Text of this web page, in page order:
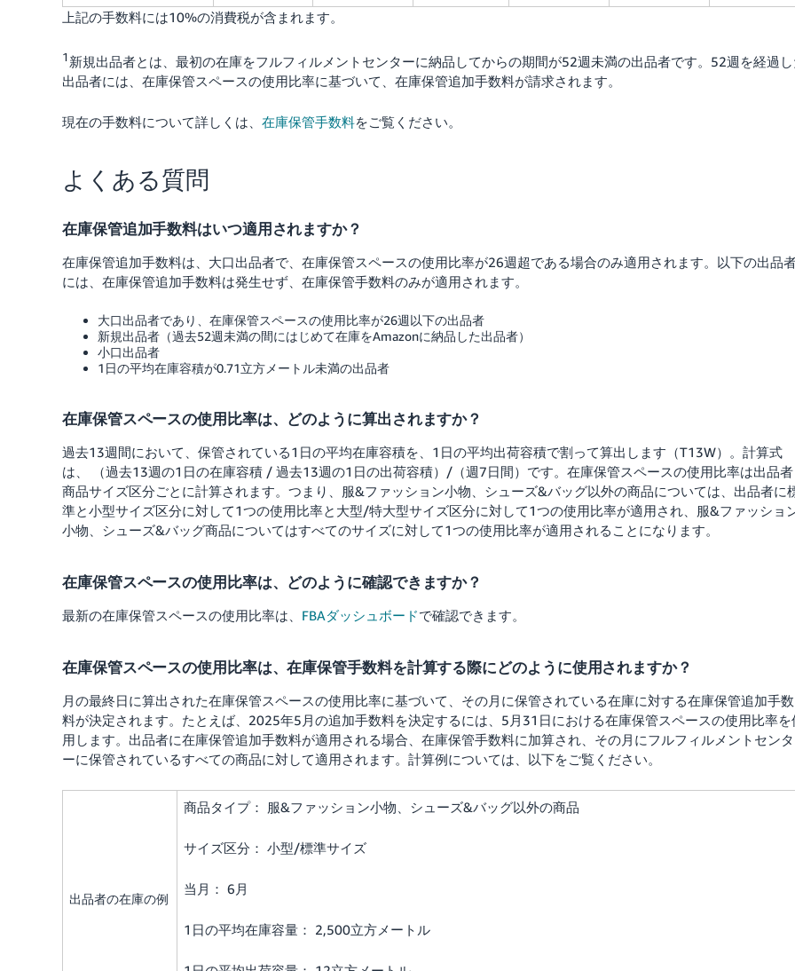
上記の手数料には10%の消費税が含まれます。
1 新規出品者とは、最初の在庫をフルフィルメントセンターに納品してからの期間が52週未満の出品者です。52週を経過
出品者には、在庫保管スペースの使用比率に基づいて、在庫保管追加手数料が請求されます。
現在の手数料について詳しくは、 在庫保管手数料をご覧ください。
よくある質問
在庫保管追加手数料はいつ適用されますか？
在庫保管追加手数料は、大口出品者で、在庫保管スペースの使用比率が26週超である場合のみ適用されます。以下の出品
には、在庫保管追加手数料は発生せず、在庫保管手数料のみが適用されます。
大口出品者であり、在庫保管スペースの使用比率が26週以下の出品者
新規出品者（過去52週未満の間にはじめて在庫をAmazonに納品した出品者）
小口出品者
1日の平均在庫容積が0.71立方メートル未満の出品者
在庫保管スペースの使用比率は、どのように算出されますか？
過去13週間において、保管されている1日の平均在庫容積を、1日の平均出荷容積で割って算出します（T13W）。計算式
は、 （過去13週の1日の在庫容積 / 過去13週の1日の出荷容積）/（週7日間）です。在庫保管スペースの使用比率は出品
商品サイズ区分ごとに計算されます。つまり、服&ファッション小物、シューズ&バッグ以外の商品については、出品者に
準と小型サイズ区分に対して1つの使用比率と大型/特大型サイズ区分に対して1つの使用比率が適用され、服&ファッショ
小物、シューズ&バッグ商品についてはすべてのサイズに対して1つの使用比率が適用されることになります。
在庫保管スペースの使用比率は、どのように確認できますか？
最新の在庫保管スペースの使用比率は、 FBAダッシュボードで確認できます。
在庫保管スペースの使用比率は、在庫保管手数料を計算する際にどのように使用されますか？
月の最終日に算出された在庫保管スペースの使用比率に基づいて、その月に保管されている在庫に対する在庫保管追加手数
料が決定されます。たとえば、2025年5月の追加手数料を決定するには、5月31日における在庫保管スペースの使用比率を
用します。出品者に在庫保管追加手数料が適用される場合、在庫保管手数料に加算され、その月にフルフィルメントセンタ
ーに保管されているすべての商品に対して適用されます。計算例については、以下をご覧ください。
出品者の在庫の例
商品タイプ： 服&ファッション小物、シューズ&バッグ以外の商品
サイズ区分： 小型/標準サイズ
当月： 6月
1日の平均在庫容量： 2,500立方メートル